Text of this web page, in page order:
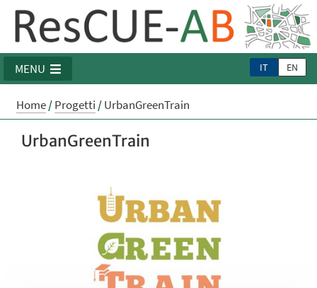
IT EN
MENU
Home/Progetti /UrbanGreenTrain
UrbanGreenTrain